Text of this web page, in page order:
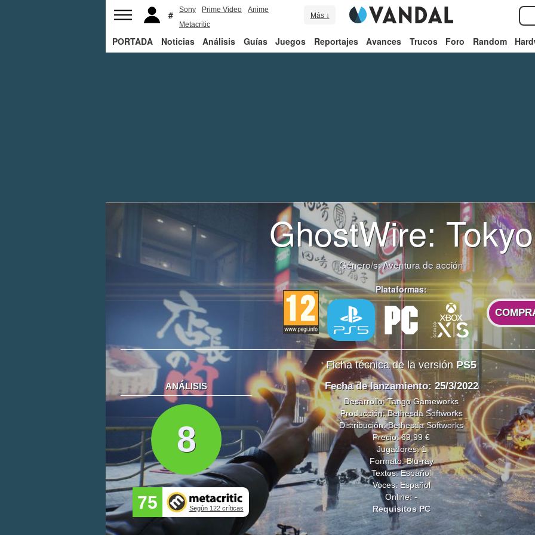
Sony Prime Video
Anime
Metacritic
Más ↓
PORTADA Noticias Análisis Guías Juegos Reportajes Avances Trucos Foro Random
GhostWire: Tokyo
Género/s:Aventura de acción
Plataformas:
Ficha técnica de la versión PS5
ANÁLISIS
8
75 Según 122 críticas
Fecha de lanzamiento: 25/3/2022
Desarrollo: Tango Gameworks
Producción:Bethesda Softworks
Distribución:Bethesda Softworks
Precio: 69,99 €
Jugadores: 1
Formato: Blu-ray
Textos: Español
Voces: Español
Online: -
Requisitos PC